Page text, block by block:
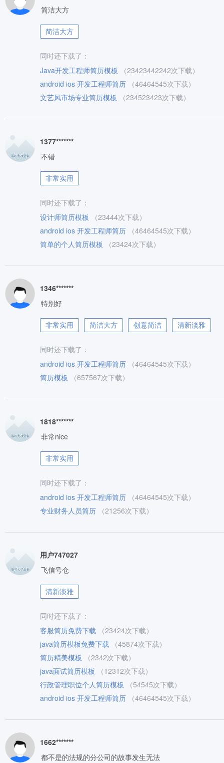
简洁大方
简洁大方
同时还下载了：
Java开发工程师简历模板
（23423442242次下载）
android ios 开发工程师简历
（46464545次下载）
文艺风市场专业简历模板
（234523423次下载）
1377*******
不错
非常实用
同时还下载了：
设计师简历模板
（23444次下载）
android ios 开发工程师简历
（46464545次下载）
简单的个人简历模板
（23424次下载）
1346*******
特别好
非常实用 简洁大方 创意简洁 清新淡雅
同时还下载了：
android ios 开发工程师简历
（46464545次下载）
简历模板
（657567次下载）
1818*******
非常nice
非常实用
同时还下载了：
android ios 开发工程师简历
（46464545次下载）
专业财务人员简历
（21256次下载）
用户747027
飞信号仓
清新淡雅
同时还下载了：
客服简历免费下载
（23424次下载）
java简历模板免费下载
（45874次下载）
简历精美模板
（2342次下载）
java面试简历模板
（12312次下载）
行政管理职位个人简历模板
（54545次下载）
android ios 开发工程师简历
（46464545次下载）
1662*******
都不是的法规的分公司的故事发生无法